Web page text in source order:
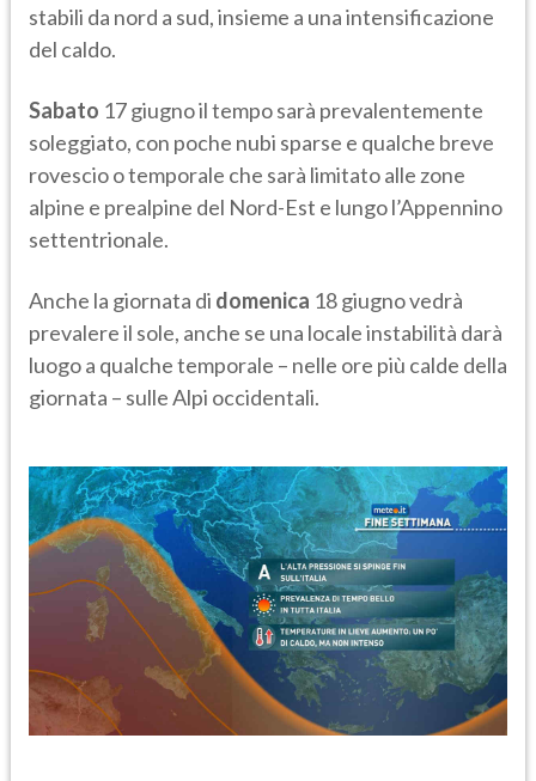
stabili da nord a sud, insieme a una intensificazione
del caldo.
Sabato 17 giugno il tempo sarà prevalentemente
soleggiato, con poche nubi sparse e qualche breve
rovescio o temporale che sarà limitato alle zone
alpine e prealpine del Nord-Est e lungo l’Appennino
settentrionale.
Anche la giornata di domenica 18 giugno vedrà
prevalere il sole, anche se una locale instabilità darà
luogo a qualche temporale – nelle ore più calde della
giornata – sulle Alpi occidentali.